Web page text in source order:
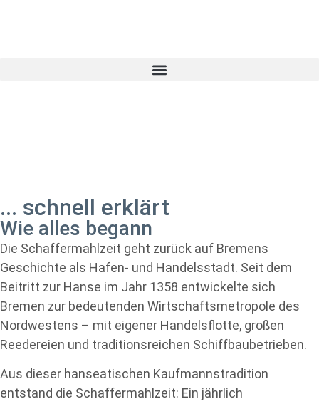
... schnell erklärt
Wie alles begann
Die Schaffermahlzeit geht zurück auf Bremens
Geschichte als Hafen- und Handelsstadt. Seit dem
Beitritt zur Hanse im Jahr 1358 entwickelte sich
Bremen zur bedeutenden Wirtschaftsmetropole des
Nordwestens – mit eigener Handelsflotte, großen
Reedereien und traditionsreichen Schiffbaubetrieben.
Aus dieser hanseatischen Kaufmannstradition
entstand die Schaffermahlzeit: Ein jährlich